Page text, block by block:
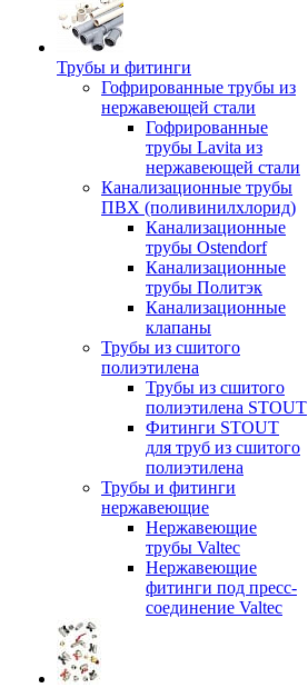
Трубы и фитинги
Гофрированные трубы из
нержавеющей стали
Гофрированные
трубы Lavita из
нержавеющей стали
Канализационные трубы
ПВХ (поливинилхлорид)
Канализационные
трубы Ostendorf
Канализационные
трубы Политэк
Канализационные
клапаны
Трубы из сшитого
полиэтилена
Трубы из сшитого
полиэтилена STOUT
Фитинги STOUT
для труб из сшитого
полиэтилена
Трубы и фитинги
нержавеющие
Нержавеющие
трубы Valtec
Нержавеющие
фитинги под пресс-
соединение Valtec